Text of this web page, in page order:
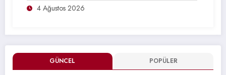
GÜNCEL POPÜLER
4 Ağustos 2026